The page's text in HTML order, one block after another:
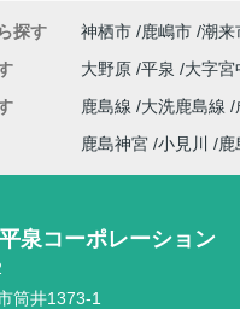
探す 神栖市 鹿嶋市 潮来
大野原 平泉 大字宮
鹿島線 大洗鹿島線
鹿島神宮 小見川
泉コーポレーション
筒井1373-1